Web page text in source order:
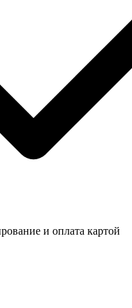
и оплата картой